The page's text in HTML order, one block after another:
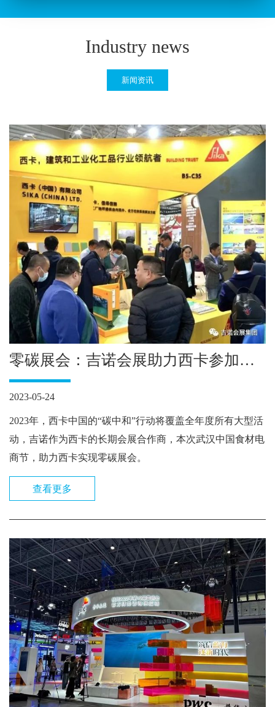
Industry news
新闻资讯
零碳展会：吉诺会展助力西卡参加
2023第十一届中国食材电商节，实现
零碳展会
2023-05-24
2023年，西卡中国的“碳中和”行动将覆盖全年度所有大型活
动，吉诺作为西卡的长期会展合作商，本次武汉中国食材电
商节，助力西卡实现零碳展会。
查看更多